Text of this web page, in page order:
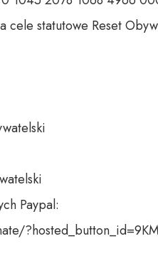
cele statutowe Reset
Paypal: